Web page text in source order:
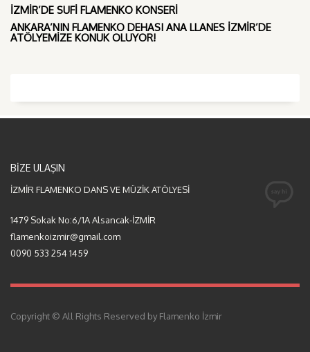
İZMIR’DE SUFI FLAMENKO KONSERI
ANKARA’NIN FLAMENKO DEHASI ANA LLANES İZMIR’DE
ATÖLYEMIZE KONUK OLUYOR!
BİZE ULAŞIN
İZMİR FLAMENKO DANS VE MÜZİK ATÖLYESİ
1479 Sokak No:6/1A Alsancak-İZMİR
flamenkoizmir@gmail.com
0090 533 254 1459
Copyright © All Rights Reserved by Flamenko İzmir